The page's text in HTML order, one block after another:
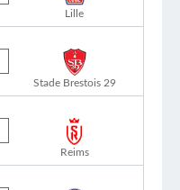
Lille
Stade Brestois 29
Reims